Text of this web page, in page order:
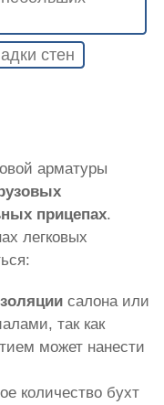
стен
арматуры
прицепах.
легковых
салона или
так как
может нанести
количество бухт